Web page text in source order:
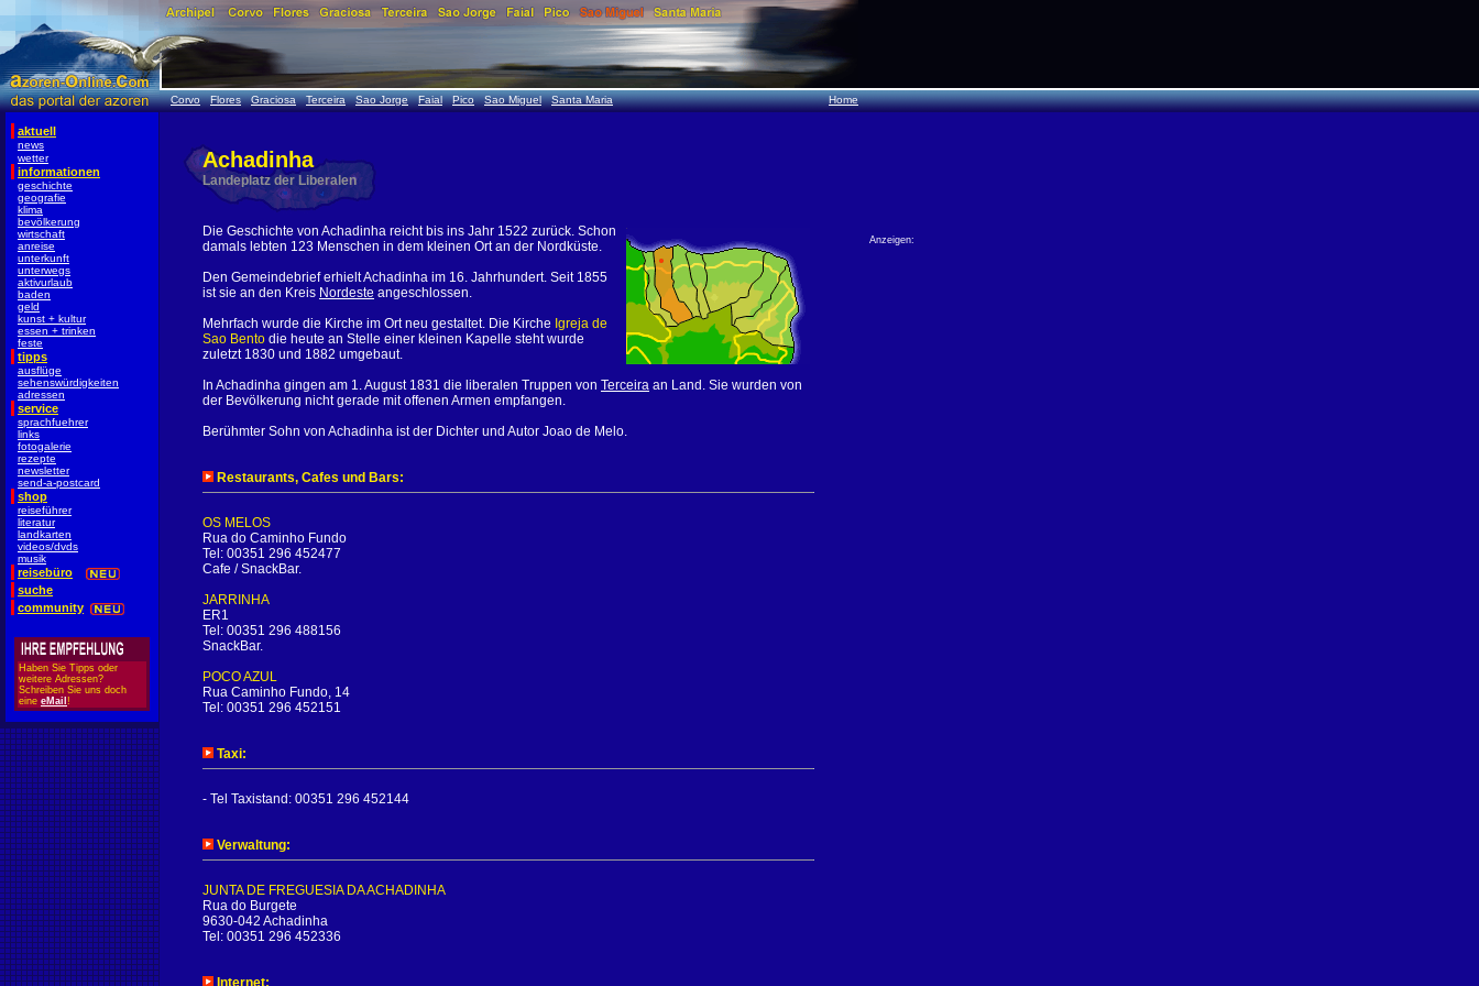
Corvo Flores Graciosa Terceira Sao Jorge Faial Pico Sao Miguel Santa Maria Home
aktuell
news
wetter
informationen
geschichte
geografie
klima
bevölkerung
wirtschaft
anreise
unterkunft
unterwegs
aktivurlaub
baden
geld
kunst + kultur
essen + trinken
feste
tipps
ausflüge
sehenswürdigkeiten
adressen
service
sprachfuehrer
links
fotogalerie
rezepte
newsletter
send-a-postcard
shop
reiseführer
literatur
landkarten
videos/dvds
musik
reisebüro
suche
community
Haben Sie Tipps oder
weitere Adressen?
Schreiben Sie uns doch
eine eMail !
Achadinha
Landeplatz der Liberalen
Die Geschichte von Achadinha reicht bis ins Jahr 1522 zurück. Schon
damals lebten 123 Menschen in dem kleinen Ort an der Nordküste.
Den Gemeindebrief erhielt Achadinha im 16. Jahrhundert. Seit 1855
ist sie an den Kreis Nordeste angeschlossen.
Mehrfach wurde die Kirche im Ort neu gestaltet. Die Kirche Igreja de
Sao Bento die heute an Stelle einer kleinen Kapelle steht wurde
zuletzt 1830 und 1882 umgebaut.
In Achadinha gingen am 1. August 1831 die liberalen Truppen von Terceira an Land. Sie wurden von
der Bevölkerung nicht gerade mit offenen Armen empfangen.
Berühmter Sohn von Achadinha ist der Dichter und Autor Joao de Melo.
Restaurants, Cafes und Bars:
OS MELOS
Rua do Caminho Fundo
Tel: 00351 296 452477
Cafe / SnackBar.
JARRINHA
ER1
Tel: 00351 296 488156
SnackBar.
POCO AZUL
Rua Caminho Fundo, 14
Tel: 00351 296 452151
Taxi:
- Tel Taxistand: 00351 296 452144
Verwaltung:
JUNTA DE FREGUESIA DA ACHADINHA
Rua do Burgete
9630-042 Achadinha
Tel: 00351 296 452336
Internet:
Anzeigen: